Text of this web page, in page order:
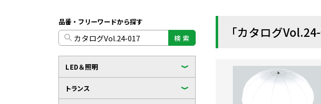
品番・フリーワードから探す
検 索
LED＆照明
トランス
「カタログ